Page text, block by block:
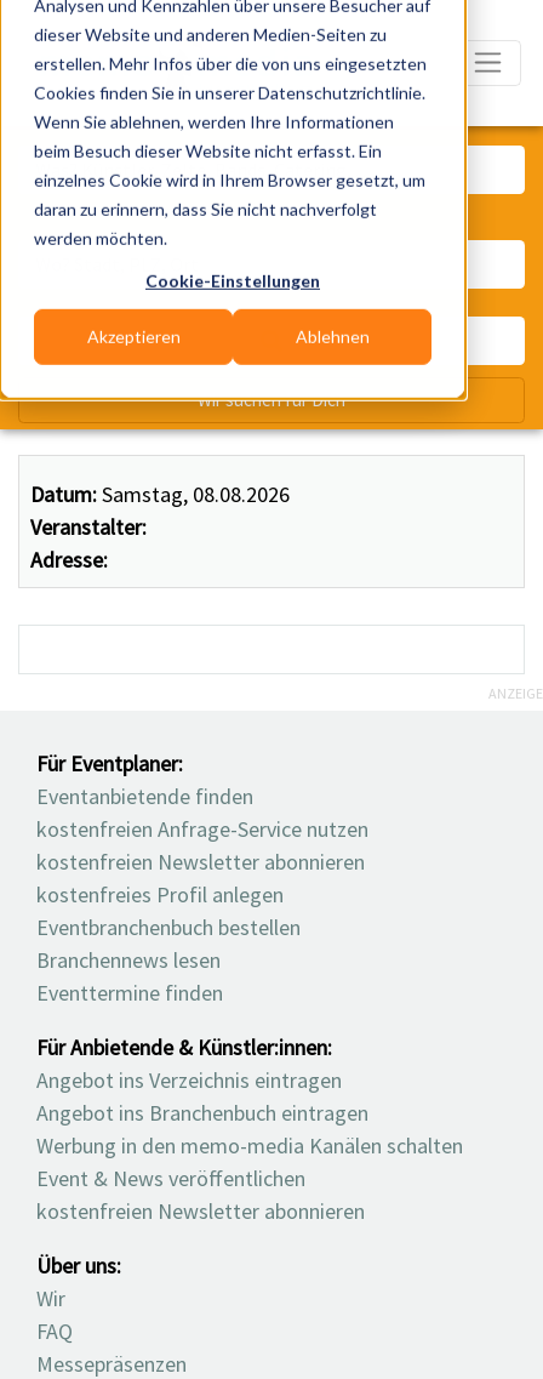
Analysen und Kennzahlen über unsere Besucher auf
dieser Website und anderen Medien-Seiten zu
erstellen. Mehr Infos über die von uns eingesetzten
Cookies finden Sie in unserer Datenschutzrichtlinie.
Wenn Sie ablehnen, werden Ihre Informationen
beim Besuch dieser Website nicht erfasst. Ein
einzelnes Cookie wird in Ihrem Browser gesetzt, um
daran zu erinnern, dass Sie nicht nachverfolgt
werden möchten.
Cookie-Einstellungen
Akzeptieren Ablehnen
Datum:Samstag, 08.08.2026
Veranstalter:
Adresse:
Was? Künstler, Zelte, Bands,
Wir suchen für Dich
ANZEIGE
Für Eventplaner:
Eventanbietende finden
kostenfreien Anfrage-Service nutzen
kostenfreien Newsletter abonnieren
kostenfreies Profil anlegen
Eventbranchenbuch bestellen
Branchennews lesen
Eventtermine finden
Für Anbietende & Künstler:innen:
Angebot ins Verzeichnis eintragen
Angebot ins Branchenbuch eintragen
Werbung in den memo-media Kanälen schalten
Event & News veröffentlichen
kostenfreien Newsletter abonnieren
Über uns:
Wir
FAQ
Messepräsenzen